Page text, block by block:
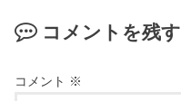
コメントを残す
コメント ※